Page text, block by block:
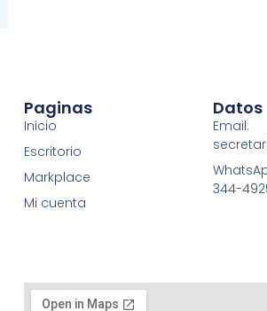
Paginas
Inicio
Escritorio
Markplace
Mi cuenta
Datos
Email:
344-